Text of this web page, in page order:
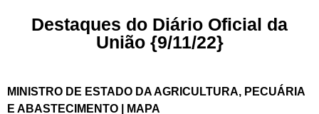
Destaques do Diário Oficial da
União {9/11/22}
MINISTRO DE ESTADO DA AGRICULTURA, PECUÁRIA
E ABASTECIMENTO | MAPA